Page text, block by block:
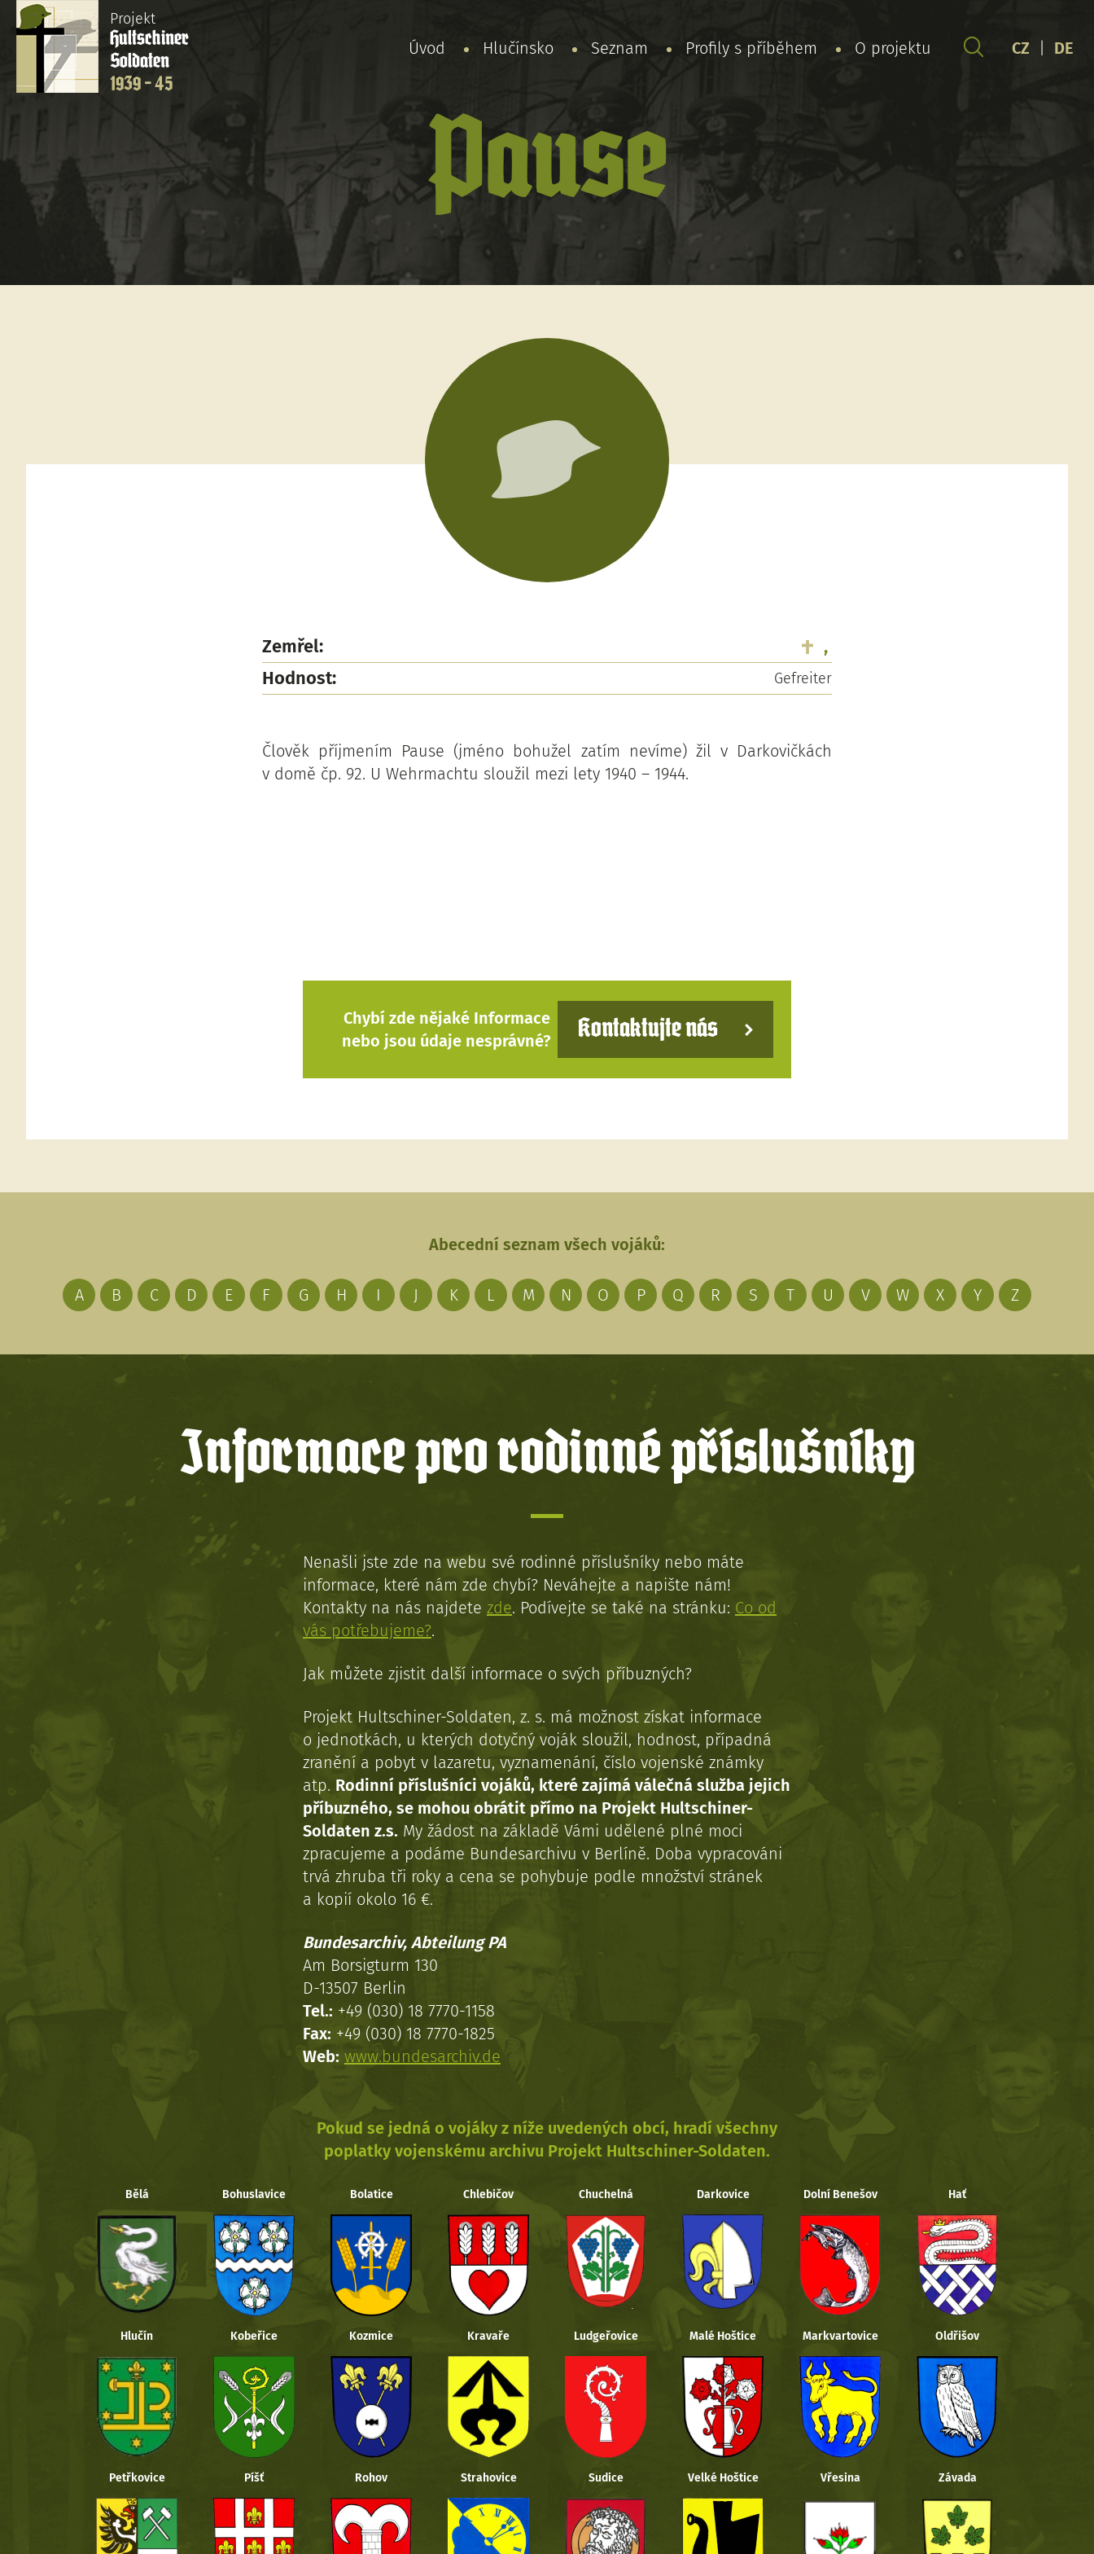
Projekt
Hultschiner
Soldaten
1939 - 45
Úvod Hlučínsko Seznam Profily s příběhem O projektu CZ DE
Pause
Zemřel:
,
Hodnost:
Gefreiter
Člověk příjmením Pause (jméno bohužel zatím nevíme) žil v Darkovičkách
v domě čp. 92. U Wehrmachtu sloužil mezi lety 1940 – 1944.
Chybí zde nějaké Informace
nebo jsou údaje nesprávné?
Kontaktujte nás
Abecední seznam všech vojáků:
A B C D E F G H I J K L M N O P Q R S T U V W X Y Z
Informace pro rodinné příslušníky
Nenašli jste zde na webu své rodinné příslušníky nebo máte
informace, které nám zde chybí? Neváhejte a napište nám!
Kontakty na nás najdete zde. Podívejte se také na stránku: Co od
vás potřebujeme?.
Jak můžete zjistit další informace o svých příbuzných?
Projekt Hultschiner-Soldaten, z. s. má možnost získat informace
o jednotkách, u kterých dotyčný voják sloužil, hodnost, případná
zranění a pobyt v lazaretu, vyznamenání, číslo vojenské známky
atp. Rodinní příslušníci vojáků, které zajímá válečná služba jejich
příbuzného, se mohou obrátit přímo na Projekt Hultschiner-
Soldaten z.s. My žádost na základě Vámi udělené plné moci
zpracujeme a podáme Bundesarchivu v Berlíně. Doba vypracováni
trvá zhruba tři roky a cena se pohybuje podle množství stránek
a kopií okolo 16 €.
Bundesarchiv, Abteilung PA
Am Borsigturm 130
D-13507 Berlin
Tel.: +49 (030) 18 7770-1158
Fax: +49 (030) 18 7770-1825
Web: www.bundesarchiv.de
Pokud se jedná o vojáky z níže uvedených obcí, hradí všechny
poplatky vojenskému archivu Projekt Hultschiner-Soldaten.
Bělá Bohuslavice Bolatice Chlebičov Chuchelná Darkovice Dolní Benešov Hať
Hlučín Kobeřice Kozmice Kravaře Ludgeřovice Malé Hoštice Markvartovice Oldřišov
Petřkovice Píšť Rohov Strahovice Sudice Velké Hoštice Vřesina Závada